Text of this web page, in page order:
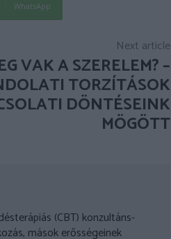
WhatsApp
Next article
VAK A SZERELEM? –
TORZÍTÁSOK
DÖNTÉSEINK
MÖGÖTT
(CBT) konzultáns-
mások erősségeinek